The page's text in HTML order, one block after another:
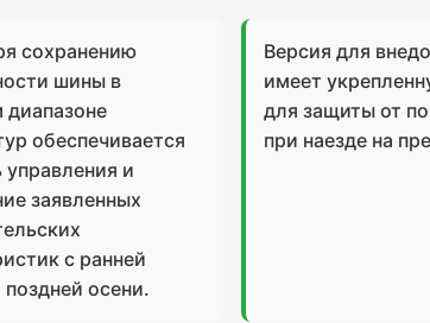
сохранению
шины в
обеспечивается
управления и
заявленных
с ранней
осени.
Версия для
имеет
для защиты от
при наезде на